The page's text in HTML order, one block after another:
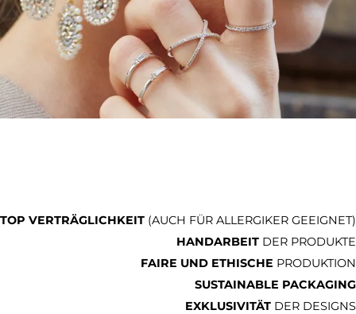
TOP VERTRÄGLICHKEIT (AUCH FÜR ALLERGIKER GEEIGNET)
HANDARBEIT DER PRODUKTE
FAIRE UND ETHISCHE PRODUKTION
SUSTAINABLE PACKAGING
EXKLUSIVITÄT DER DESIGNS